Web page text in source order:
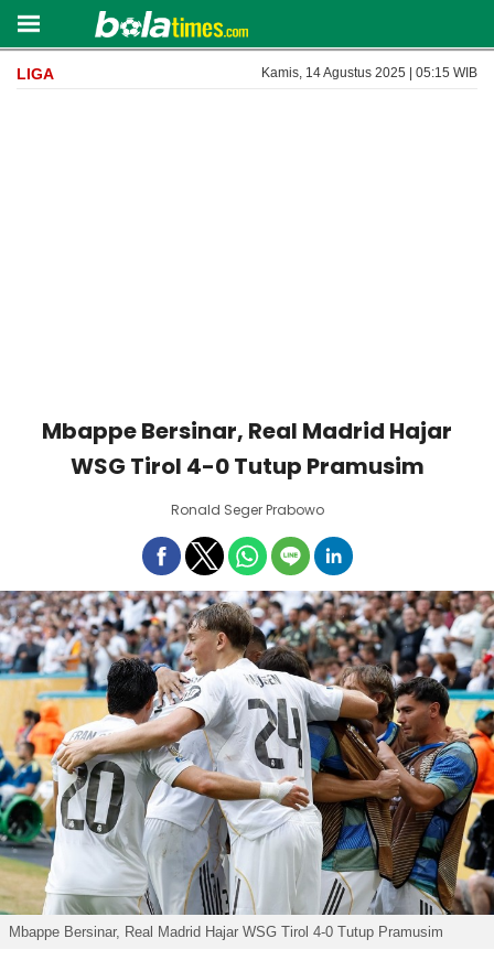
LIGA Kamis, 14 Agustus 2025 | 05:15 WIB
Mbappe Bersinar, Real Madrid Hajar
WSG Tirol 4-0 Tutup Pramusim
Ronald Seger Prabowo
Mbappe Bersinar, Real Madrid Hajar WSG Tirol 4-0 Tutup Pramusim